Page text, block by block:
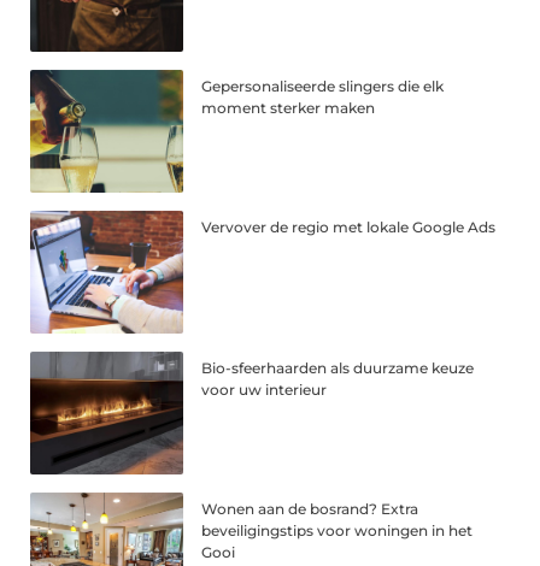
Gepersonaliseerde slingers die elk
moment sterker maken
Vervover de regio met lokale Google Ads
Bio-sfeerhaarden als duurzame keuze
voor uw interieur
Wonen aan de bosrand? Extra
beveiligingstips voor woningen in het
Gooi